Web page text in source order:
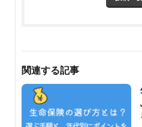
関連する記事